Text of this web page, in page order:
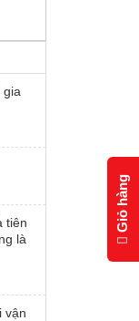
gia
tiên
là
vận
Giỏ hàng